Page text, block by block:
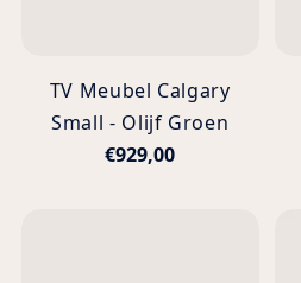
TV Meubel Calgary
Small - Olijf Groen
€929,00